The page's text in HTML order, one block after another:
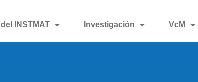
INSTMAT
Investigación VcM